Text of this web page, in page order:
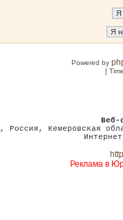
Powered by
[
Веб-
, Россия , Кемеровская
Реклама в